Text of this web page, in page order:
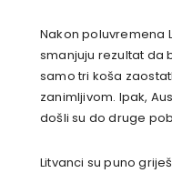
Nakon poluvremena
smanjuju rezultat da
samo tri koša
zanimljivom. Ipak,
došli su do druge
Litvanci su puno